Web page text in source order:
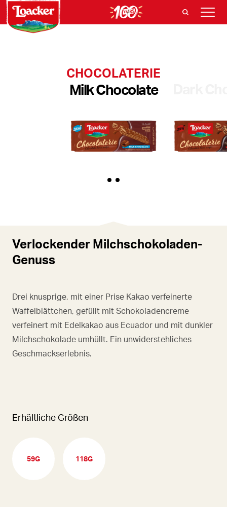
CHOCOLATERIE
Milk Chocolate
Verlockender Milchschokoladen-
Genuss
Drei knusprige, mit einer Prise Kakao verfeinerte
Waffelblättchen, gefüllt mit Schokoladencreme
verfeinert mit Edelkakao aus Ecuador und mit dunkler
Milchschokolade umhüllt. Ein unwiderstehliches
Geschmackserlebnis.
Erhältliche Größen
59G 118G